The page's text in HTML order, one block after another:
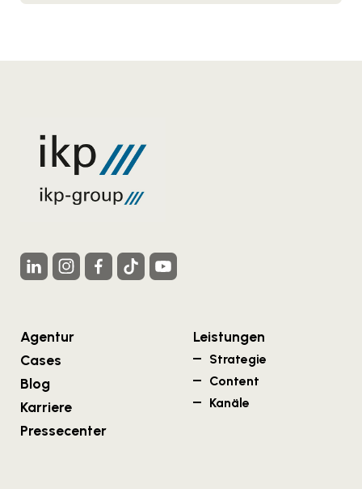
Agentur
Cases
Blog
Karriere
Pressecenter
Leistungen
Strategie
Content
Kanäle